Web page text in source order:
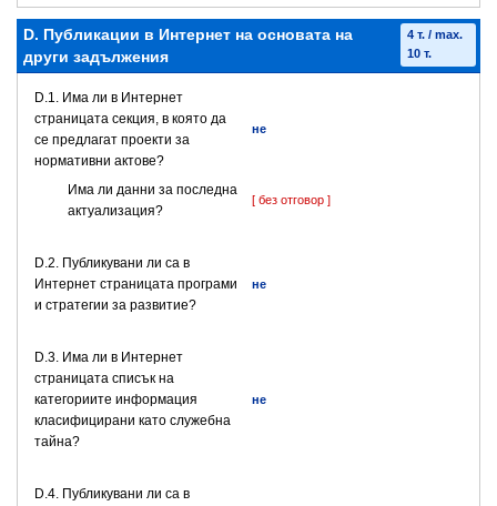
D. Публикации в Интернет на основата на
други задължения
4 т. / max.
10 т.
D.1. Има ли в Интернет
страницата секция, в която да
се предлагат проекти за
нормативни актове?
не
Има ли данни за последна
актуализация?
[ без отговор ]
D.2. Публикувани ли са в
Интернет страницата програми
и стратегии за развитие?
не
D.3. Има ли в Интернет
страницата списък на
категориите информация
класифицирани като служебна
тайна?
не
D.4. Публикувани ли са в